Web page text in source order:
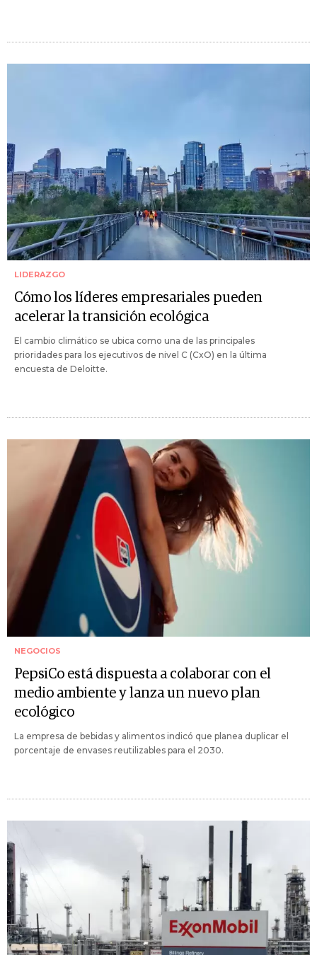
LIDERAZGO
Cómo los líderes empresariales pueden
acelerar la transición ecológica
El cambio climático se ubica como una de las principales
prioridades para los ejecutivos de nivel C (CxO) en la última
encuesta de Deloitte.
NEGOCIOS
PepsiCo está dispuesta a colaborar con el
medio ambiente y lanza un nuevo plan
ecológico
La empresa de bebidas y alimentos indicó que planea duplicar el
porcentaje de envases reutilizables para el 2030.